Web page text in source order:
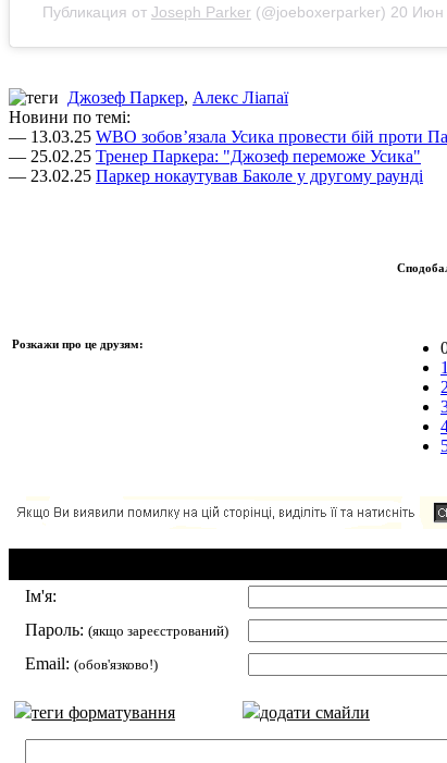
Публикация от Joseph Parker (@joeboxerparker) 20 Июн
Джозеф Паркер, Алекс Ліапаї
Новини по темі:
— 13.03.25 WBO зобовʼязала Усика провести бій проти
— 25.02.25 Тренер Паркера: "Джозеф переможе Усика"
— 23.02.25 Паркер нокаутував Баколе у другому раунді
Розкажи про це друзям:
1
2
Ім'я:
Пароль: (якщо зареєстрований)
Email: (обов'язково!)
теги форматування додати смайли